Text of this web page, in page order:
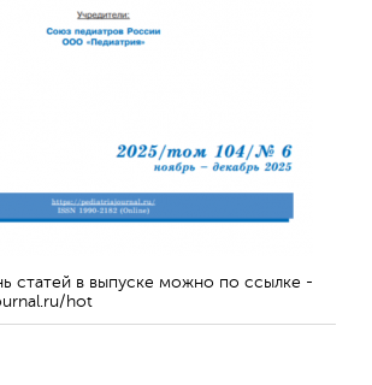
статей в выпуске можно по ссылке -
hot